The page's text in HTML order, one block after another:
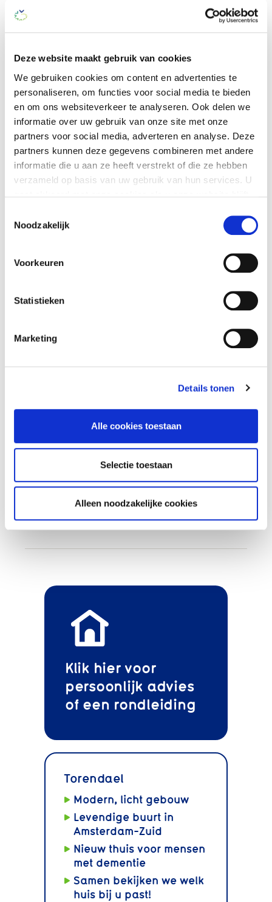
Deze website maakt gebruik van cookies
We gebruiken cookies om content en advertenties te
personaliseren, om functies voor social media te bieden
en om ons websiteverkeer te analyseren. Ook delen we
informatie over uw gebruik van onze site met onze
partners voor social media, adverteren en analyse. Deze
partners kunnen deze gegevens combineren met andere
informatie die u aan ze heeft verstrekt of die ze hebben
verzameld op basis van uw gebruik van hun services. U
Je kunt op elk moment je cookie-instellingen aanpassen
of je toestemming intrekken. Dit heeft geen gevolg voor
het rechtmatig gebruik van cookies voorafgaand aan
cookieverklaring
Noodzakelijk
Voorkeuren
Statistieken
Marketing
Details tonen
Alle cookies toestaan
Selectie toestaan
Alleen noodzakelijke cookies
secretariaat op telefoonnummer (020) 5 461
vertegenwoordigers namens de cliënten
van de PG-groepswoningen
een vrijwilliger namens de vrijwilligers
een voorzitter aangesteld door of gekozen
uit leden van de Cliëntenraad.
Leden van de Cliëntenraad Torendael
Els Sonepouse
Hans van Schie
Cliëntenraad
Klik hier voor
persoonlijk advies
of een rondleiding
Torendael
Modern, licht gebouw
Levendige buurt in
Amsterdam-Zuid
Nieuw thuis voor mensen
met dementie
Samen bekijken we welk
huis bij u past!